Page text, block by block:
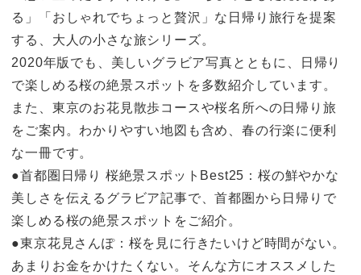
る」「おしゃれでちょっと贅沢」な日帰り旅行を提案
する、大人の小さな旅シリーズ。
2020年版でも、美しいグラビア写真とともに、日帰り
で楽しめる桜の絶景スポットを多数紹介しています。
また、東京のお花見散歩コースや桜名所への日帰り旅
をご案内。わかりやすい地図も含め、春の行楽に便利
な一冊です。
●首都圏日帰り 桜絶景スポットBest25：桜の鮮やかな
美しさを伝えるグラビア記事で、首都圏から日帰りで
楽しめる桜の絶景スポットをご紹介。
●東京花見さんぽ：桜を見に行きたいけど時間がない。
あまりお金をかけたくない。そんな方にオススメした